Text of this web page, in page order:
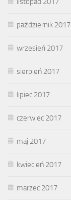
październik 2017
wrzesień 2017
sierpień 2017
lipiec 2017
czerwiec 2017
maj 2017
kwiecień 2017
marzec 2017